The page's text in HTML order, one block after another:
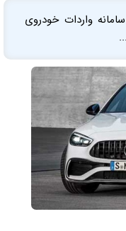
واردات خودروی